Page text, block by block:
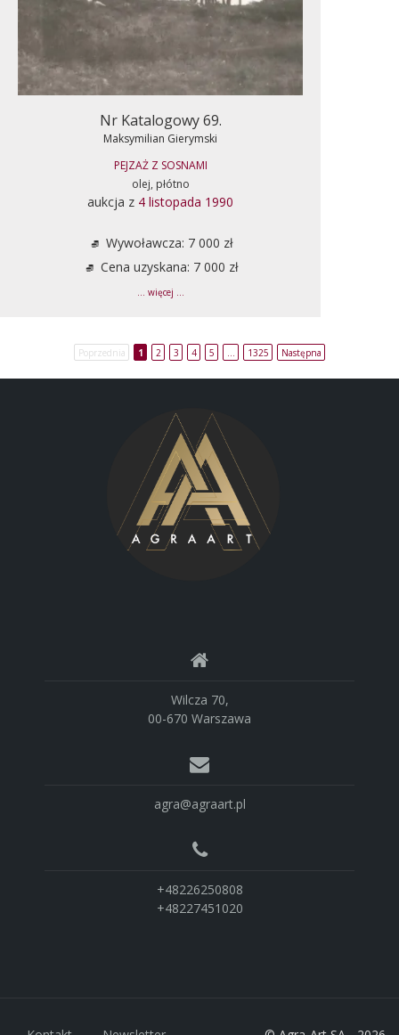
Nr Katalogowy 69.
Maksymilian Gierymski
PEJZAŻ Z SOSNAMI
olej, płótno
aukcja z 4 listopada 1990
Wywoławcza: 7 000 zł
Cena uzyskana: 7 000 zł
... więcej ...
Poprzednia 1 2 3 4 5 1325 Następna
Wilcza 70,
00-670 Warszawa
agra@agraart.pl
+48226250808
+48227451020